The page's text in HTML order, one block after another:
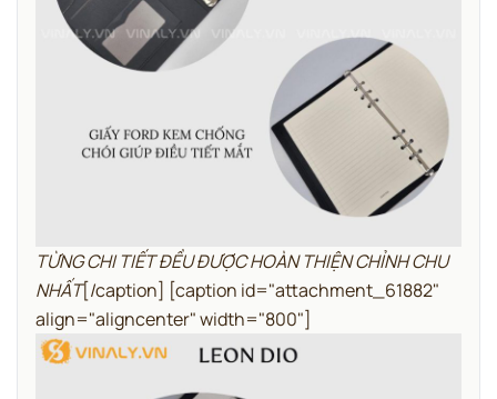
TỪNG CHI TIẾT ĐỀU ĐƯỢC HOÀN THIỆN CHỈNH CHU
NHẤT[/caption] [caption id="attachment_61882"
align="aligncenter" width="800"]